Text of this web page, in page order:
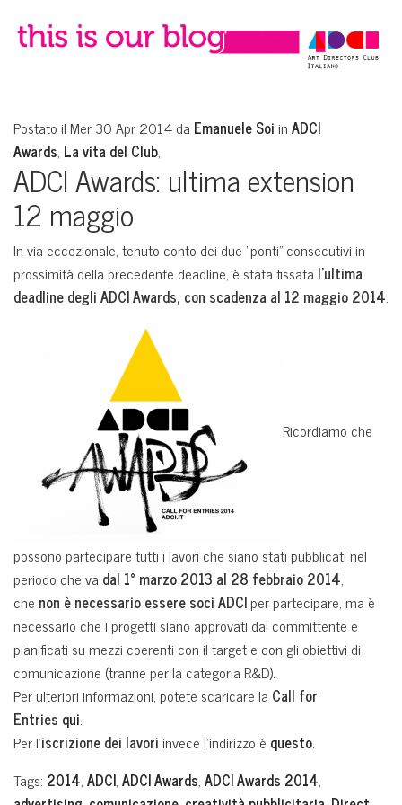
Postato il Mer 30 Apr 2014 da Emanuele Soi inADCI
Awards, La vita del Club,
ADCI Awards: ultima extension
12 maggio
In via eccezionale, tenuto conto dei due “ponti” consecutivi in
prossimità della precedente deadline, è stata fissata l’ultima
deadline degli ADCI Awards, con scadenza al 12 maggio 2014.
Ricordiamo che
possono partecipare tutti i lavori che siano stati pubblicati nel
periodo che va dal 1° marzo 2013 al 28 febbraio 2014,
che non è necessario essere sociADCIper partecipare, ma è
necessario che i progetti siano approvati dal committente e
pianificati su mezzi coerenti con il target e con gli obiettivi di
comunicazione (tranne per la categoria R&D).
Per ulteriori informazioni, potete scaricare la Call for
Entries qui.
Per l’iscrizione dei lavori invece l’indirizzo è questo.
Tags: 2014,ADCI,ADCI Awards,ADCI Awards 2014,